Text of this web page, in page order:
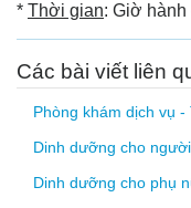
* Thời gian: Giờ
Các bài viết liên
Phòng khám dịch vụ
Dinh dưỡng cho
Dinh dưỡng cho phụ